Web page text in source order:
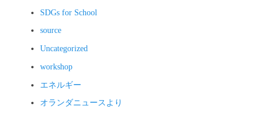
SDGs for School
source
Uncategorized
workshop
エネルギー
オランダニュースより